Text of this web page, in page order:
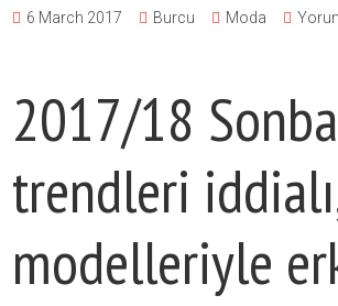
6 March 2017 Burcu Moda
2017/18
trendleri
modelleriyle